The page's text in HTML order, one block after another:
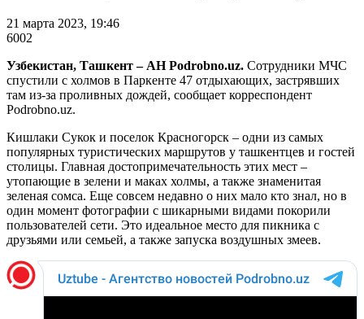
21 марта 2023, 19:46
6002
Узбекистан, Ташкент – АН Podrobno.uz. Сотрудники МЧС
спустили с холмов в Паркенте 47 отдыхающих, застрявших
там из-за проливных дождей, сообщает корреспондент
Podrobno.uz.
Кишлаки Сукок и поселок Красногорск – одни из самых
популярных туристических маршрутов у ташкентцев и гостей
столицы. Главная достопримечательность этих мест –
утопающие в зелени и маках холмы, а также знаменитая
зеленая сомса. Еще совсем недавно о них мало кто знал, но в
один момент фотографии с шикарными видами покорили
пользователей сети. Это идеальное место для пикника с
друзьями или семьей, а также запуска воздушных змеев.